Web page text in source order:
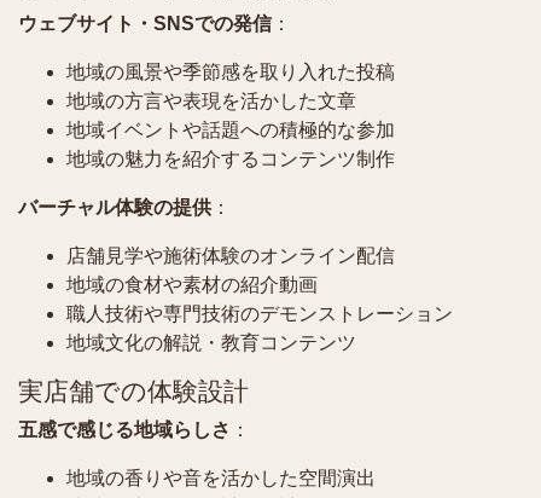
ウェブサイト・SNSでの発信：
地域の風景や季節感を取り入れた投稿
地域の方言や表現を活かした文章
地域イベントや話題への積極的な参加
地域の魅力を紹介するコンテンツ制作
バーチャル体験の提供 ：
店舗見学や施術体験のオンライン配信
地域の食材や素材の紹介動画
職人技術や専門技術のデモンストレーション
地域文化の解説・教育コンテンツ
実店舗での体験設計
五感で感じる地域らしさ ：
地域の香りや音を活かした空間演出